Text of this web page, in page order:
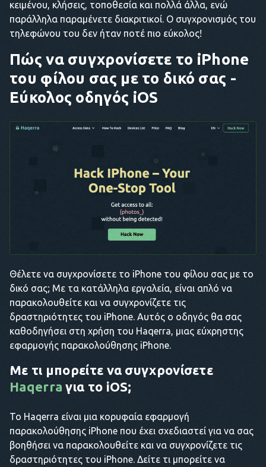
κειμένου, κλήσεις, τοποθεσία και πολλά άλλα, ενώ
παράλληλα παραμένετε διακριτικοί. Ο συγχρονισμός του
τηλεφώνου του δεν ήταν ποτέ πιο εύκολος!
Πώς να συγχρονίσετε το iPhone
του φίλου σας με το δικό σας -
Εύκολος οδηγός iOS
Θέλετε να συγχρονίσετε το iPhone του φίλου σας με το
δικό σας; Με τα κατάλληλα εργαλεία, είναι απλό να
παρακολουθείτε και να συγχρονίζετε τις
δραστηριότητες του iPhone. Αυτός ο οδηγός θα σας
καθοδηγήσει στη χρήση του Haqerra, μιας εύχρηστης
εφαρμογής παρακολούθησης iPhone.
Με τι μπορείτε να συγχρονίσετε
Haqerra για το iOS;
Το Haqerra είναι μια κορυφαία εφαρμογή
παρακολούθησης iPhone που έχει σχεδιαστεί για να σας
βοηθήσει να παρακολουθείτε και να συγχρονίζετε τις
δραστηριότητες του iPhone. Δείτε τι μπορείτε να